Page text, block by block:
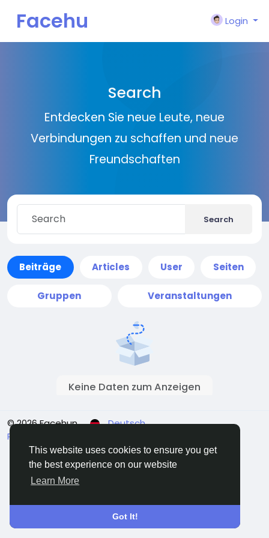
This website uses cookies to ensure you get
the best experience on our website
Learn More
Got It!
Facehu
Login
Search
Entdecken Sie neue Leute, neue
Verbindungen zu schaffen und neue
Freundschaften
Search
Beiträge Articles User Seiten
Gruppen Veranstaltungen
Keine Daten zum Anzeigen
© 2026 Facehun
Deutsch
Rólunk
Kontaktieren Sie uns Verzeichnis